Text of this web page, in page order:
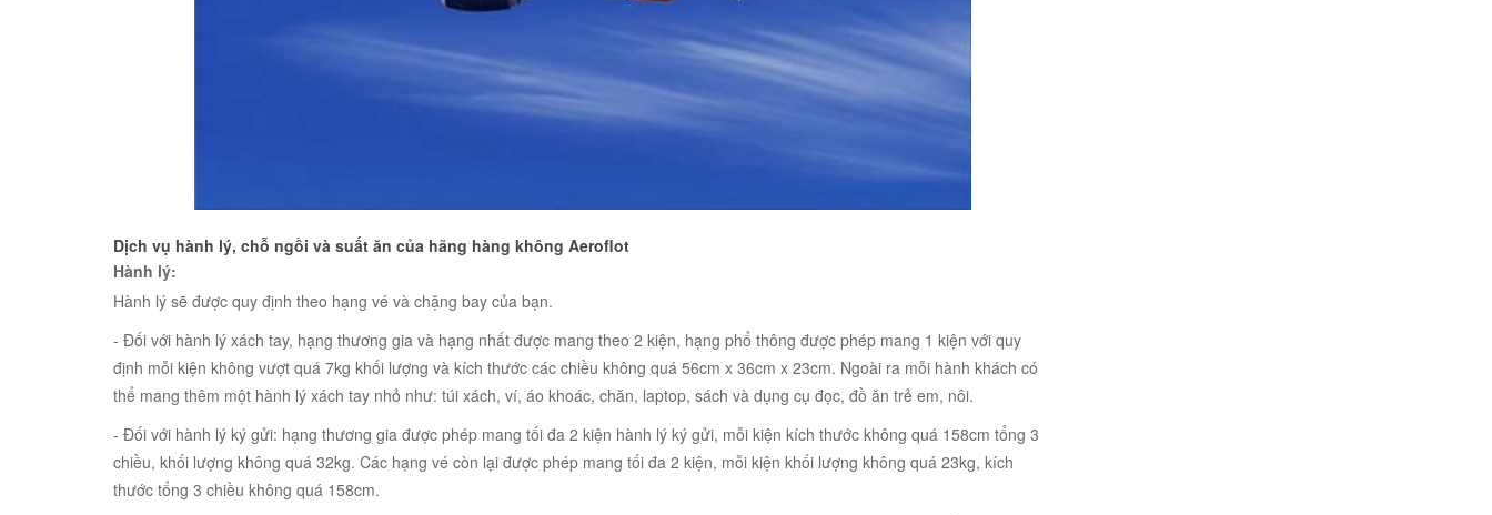
Dịch vụ hành lý, chỗ ngồi và suất ăn của hãng hàng không Aeroflot
Hành lý:
Hành lý sẽ được quy định theo hạng vé và chặng bay của bạn.
- Đối với hành lý xách tay, hạng thương gia và hạng nhất được mang theo 2 kiện, hạng phổ thông được phép mang 1 kiện với quy
định mỗi kiện không vượt quá 7kg khối lượng và kích thước các chiều không quá 56cm x 36cm x 23cm. Ngoài ra mỗi hành khách có
thể mang thêm một hành lý xách tay nhỏ như: túi xách, ví, áo khoác, chăn, laptop, sách và dụng cụ đọc, đồ ăn trẻ em, nôi.
- Đối với hành lý ký gửi: hạng thương gia được phép mang tối đa 2 kiện hành lý ký gửi, mỗi kiện kích thước không quá 158cm tổng 3
chiều, khối lượng không quá 32kg. Các hạng vé còn lại được phép mang tối đa 2 kiện, mỗi kiện khối lượng không quá 23kg, kích
thước tổng 3 chiều không quá 158cm.